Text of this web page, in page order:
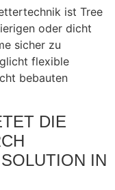
ist Tree
oder dicht
sicher zu
flexible
bebauten
DIE
IN